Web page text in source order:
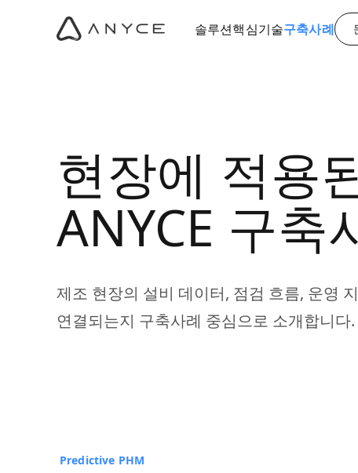
솔루션핵심기술구축사례
현장에 적용
ANYCE 구축
제조 현장의 설비 데이터, 점검 흐름, 운영
연결되는지 구축사례 중심으로 소개합니다.
제조 예지보전
Predictive PHM